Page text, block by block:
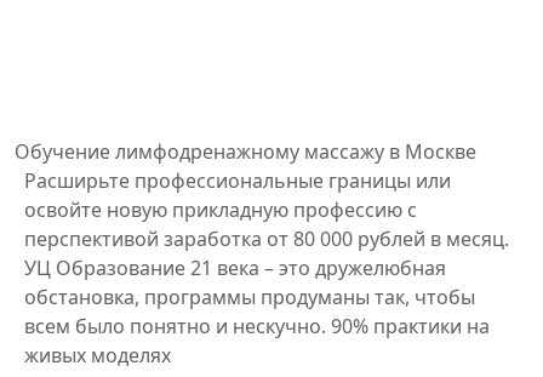
Обучение лимфодренажному массажу в Москве
Расширьте профессиональные границы или
освойте новую прикладную профессию с
перспективой заработка от 80 000 рублей в месяц.
УЦ Образование 21 века – это дружелюбная
обстановка, программы продуманы так, чтобы
всем было понятно и нескучно. 90% практики на
живых моделях